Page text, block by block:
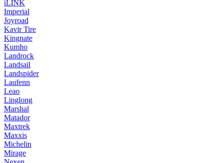
iLINK
Imperial
Joyroad
Kavir Tire
Kingnate
Kumho
Landrock
Landsail
Landspider
Laufenn
Leao
Linglong
Marshal
Matador
Maxtrek
Maxxis
Michelin
Mirage